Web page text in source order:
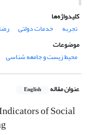
کلیدواژه‌ها
تجربه
خدمات دولتی
موضوعات
محیط زیست و جامعه شناسی
عنوان مقاله English
of Social